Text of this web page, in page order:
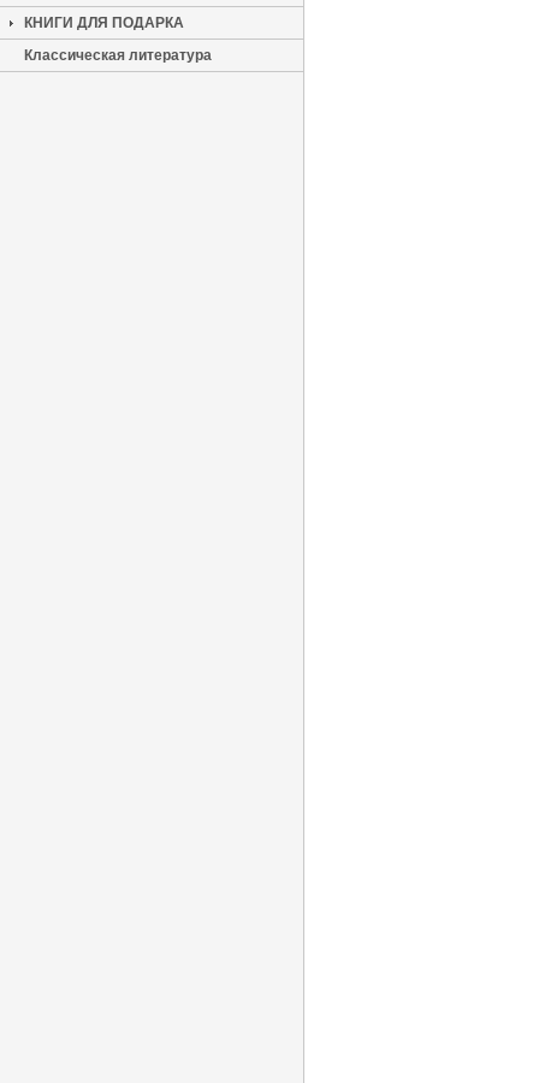
КНИГИ ДЛЯ ПОДАРКА
Классическая литература